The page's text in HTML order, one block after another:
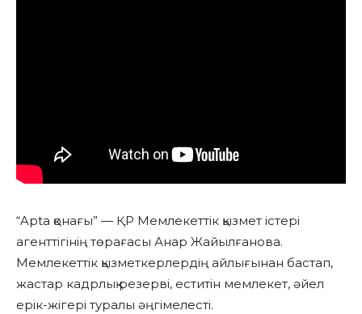
“Apta қонағы” — ҚР Мемлекеттік қызмет істері
агенттігінің төрағасы Анар Жайылғанова.
Мемлекеттік қызметкерлердің айлығынан бастап,
жастар кадрлық резерві, еститін мемлекет, әйел
ерік-жігері туралы әңгімелесті.